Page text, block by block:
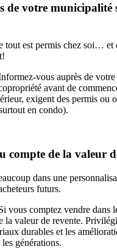
de votre municipalité
tout est permis chez soi… et
vous auprès de
avant de
exigent des permis ou
en condo).
compte de la valeur
dans une
futurs.
vous comptez vendre dans
la valeur de revente.
durables et les
générations.